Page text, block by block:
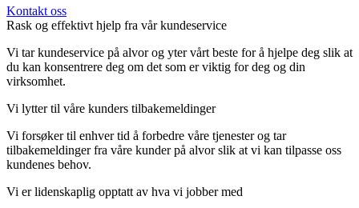
Kontakt oss
Rask og effektivt hjelp fra vår kundeservice
Vi tar kundeservice på alvor og yter vårt beste for å hjelpe deg slik at
du kan konsentrere deg om det som er viktig for deg og din
virksomhet.
Vi lytter til våre kunders tilbakemeldinger
Vi forsøker til enhver tid å forbedre våre tjenester og tar
tilbakemeldinger fra våre kunder på alvor slik at vi kan tilpasse oss
kundenes behov.
Vi er lidenskaplig opptatt av hva vi jobber med